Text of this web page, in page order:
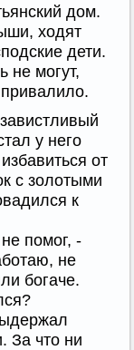
дом.
ходят
дети.
не могут,
привалило.
у него
от
с золотыми
к
помог, -
не
богаче.
За что ни